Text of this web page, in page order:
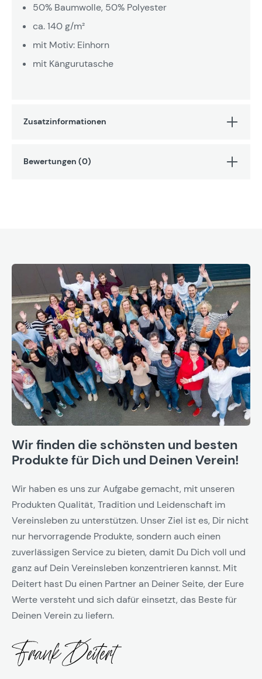
50% Baumwolle, 50% Polyester
ca. 140 g/m²
mit Motiv: Einhorn
mit Kängurutasche
Zusatzinformationen
Bewertungen (0)
Wir finden die schönsten und besten
Produkte für Dich und Deinen Verein!
Wir haben es uns zur Aufgabe gemacht, mit unseren
Produkten Qualität, Tradition und Leidenschaft im
Vereinsleben zu unterstützen. Unser Ziel ist es, Dir nicht
nur hervorragende Produkte, sondern auch einen
zuverlässigen Service zu bieten, damit Du Dich voll und
ganz auf Dein Vereinsleben konzentrieren kannst. Mit
Deitert hast Du einen Partner an Deiner Seite, der Eure
Werte versteht und sich dafür einsetzt, das Beste für
Deinen Verein zu liefern.